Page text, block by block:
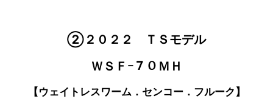
②２０２２ ＴＳモデル
ＷＳＦｰ７０ＭＨ
【ウェイトレスワーム．センコー．フルーク】